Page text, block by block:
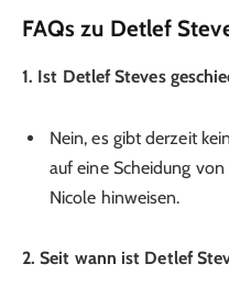
FAQs zu Detlef
1. Ist Detlef Steves
Nein, es gibt derzeit
auf eine Scheidung
Nicole hinweisen.
2. Seit wann ist Detlef